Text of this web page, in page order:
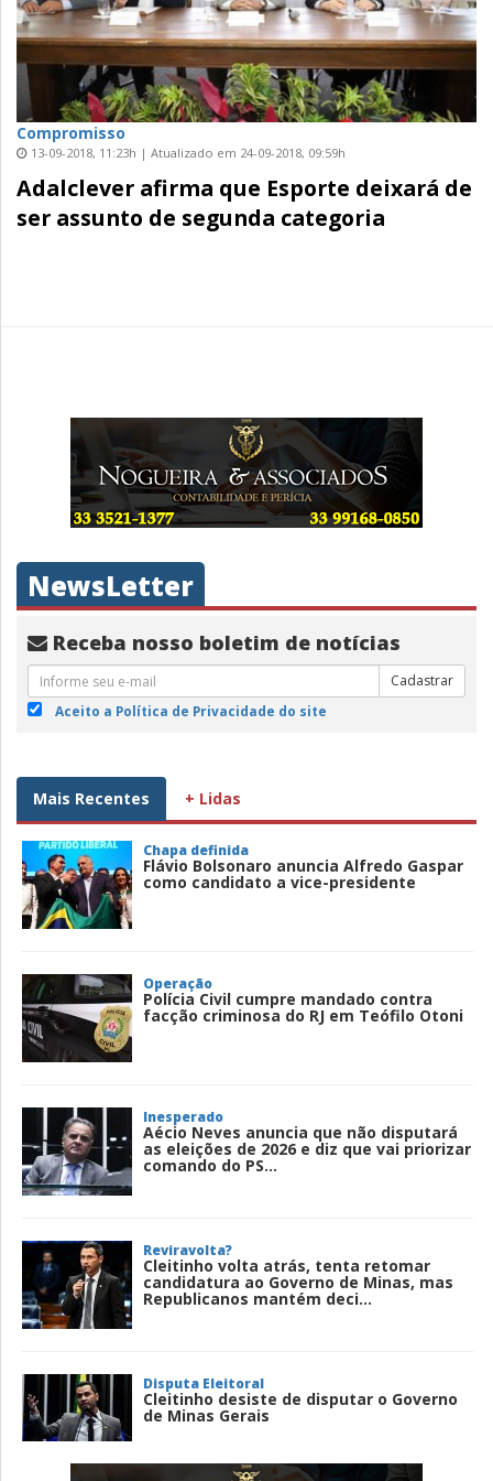
Compromisso
13-09-2018, 11:23h | Atualizado em 24-09-2018, 09:59h
Adalclever afirma que Esporte deixará de
ser assunto de segunda categoria
NewsLetter
Receba nosso boletim de notícias
Cadastrar
Aceito a Política de Privacidade do site
Mais Recentes + Lidas
Chapa definida
Flávio Bolsonaro anuncia Alfredo Gaspar
como candidato a vice-presidente
Operação
Polícia Civil cumpre mandado contra
facção criminosa do RJ em Teófilo Otoni
Inesperado
Aécio Neves anuncia que não disputará
as eleições de 2026 e diz que vai priorizar
comando do PS...
Reviravolta?
Cleitinho volta atrás, tenta retomar
candidatura ao Governo de Minas, mas
Republicanos mantém deci...
Disputa Eleitoral
Cleitinho desiste de disputar o Governo
de Minas Gerais